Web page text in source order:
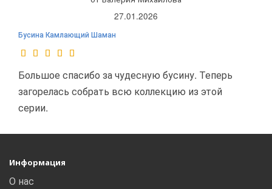
27.01.2026
Бусина Камлающий Шаман
Большое спасибо за чудесную бусину. Теперь
загорелась собрать всю коллекцию из этой
серии.
Информация
О нас